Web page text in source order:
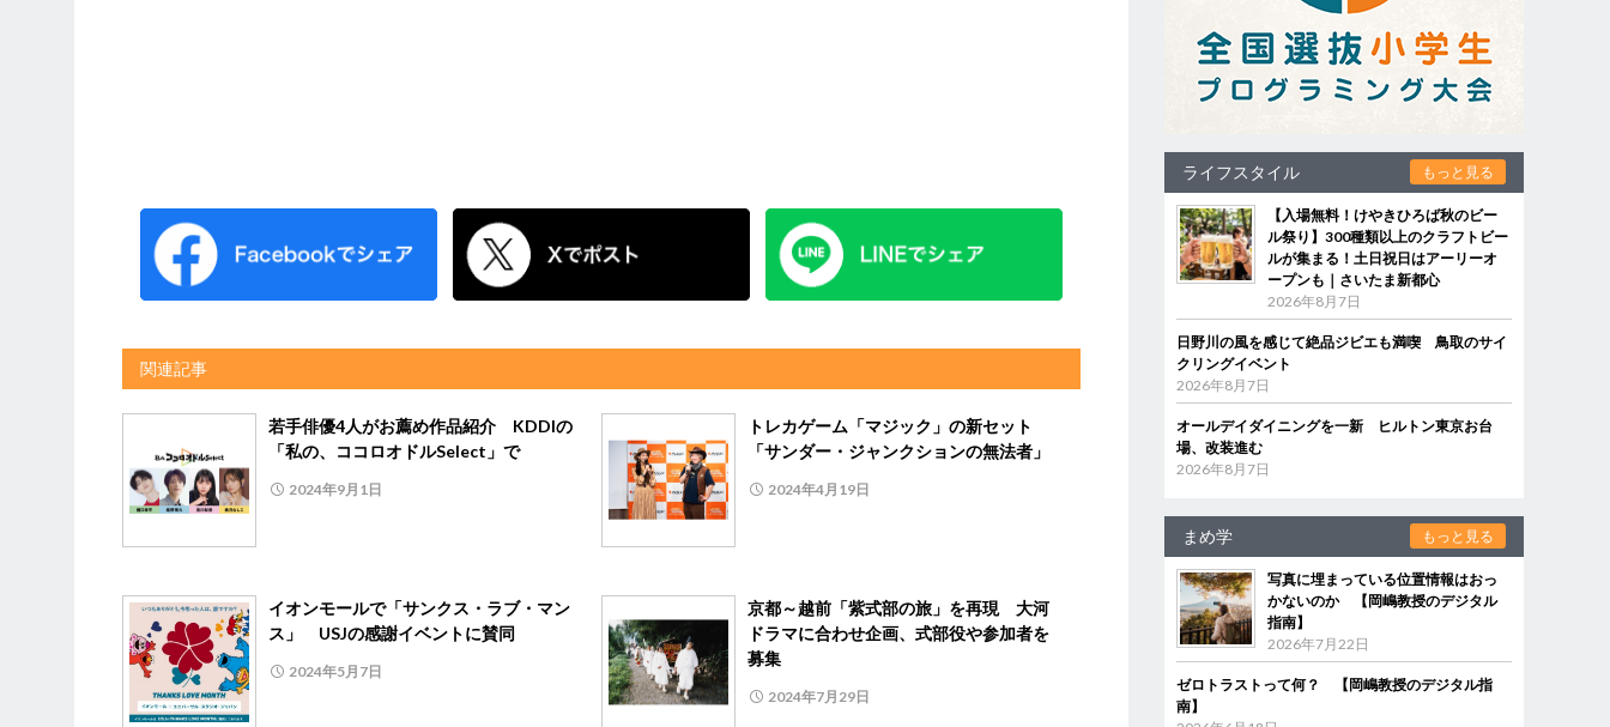
関連記事
若手俳優4人がお薦め作品紹介 KDDIの
「私の、ココロオドルSelect」で
2024年9月1日
トレカゲーム「マジック」の新セット
「サンダー・ジャンクションの無法者」
2024年4月19日
イオンモールで「サンクス・ラブ・マン
ス」 USJの感謝イベントに賛同
2024年5月7日
京都～越前「紫式部の旅」を再現 大河
ドラマに合わせ企画、式部役や参加者を
募集
2024年7月29日
ライフスタイル もっと見る
【入場無料！けやきひろば秋のビー
ル祭り】300種類以上のクラフトビー
ルが集まる！土日祝日はアーリーオ
ープンも｜さいたま新都心
2026年8月7日
日野川の風を感じて絶品ジビエも満喫 鳥取のサイ
クリングイベント
2026年8月7日
オールデイダイニングを一新 ヒルトン東京お台
場、改装進む
2026年8月7日
まめ学 もっと見る
写真に埋まっている位置情報はおっ
かないのか 【岡嶋教授のデジタル
指南】
2026年7月22日
ゼロトラストって何？ 【岡嶋教授のデジタル指
南】